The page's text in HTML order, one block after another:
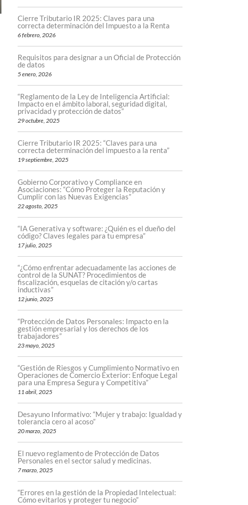
Cierre Tributario IR 2025: Claves para una
correcta determinación del Impuesto a la Renta
6 febrero, 2026
Requisitos para designar a un Oficial de Protección
de datos
5 enero, 2026
“Reglamento de la Ley de Inteligencia Artificial:
Impacto en el ámbito laboral, seguridad digital,
privacidad y protección de datos”
29 octubre, 2025
Cierre Tributario IR 2025: “Claves para una
correcta determinación del impuesto a la renta”
19 septiembre, 2025
Gobierno Corporativo y Compliance en
Asociaciones: “Cómo Proteger la Reputación y
Cumplir con las Nuevas Exigencias”
22 agosto, 2025
“IA Generativa y software: ¿Quién es el dueño del
código? Claves legales para tu empresa”
17 julio, 2025
“¿Cómo enfrentar adecuadamente las acciones de
control de la SUNAT? Procedimientos de
fiscalización, esquelas de citación y/o cartas
inductivas”
12 junio, 2025
“Protección de Datos Personales: Impacto en la
gestión empresarial y los derechos de los
trabajadores”
23 mayo, 2025
“Gestión de Riesgos y Cumplimiento Normativo en
Operaciones de Comercio Exterior: Enfoque Legal
para una Empresa Segura y Competitiva”
11 abril, 2025
Desayuno Informativo: “Mujer y trabajo: Igualdad y
tolerancia cero al acoso”
20 marzo, 2025
El nuevo reglamento de Protección de Datos
Personales en el sector salud y medicinas.
7 marzo, 2025
“Errores en la gestión de la Propiedad Intelectual:
Cómo evitarlos y proteger tu negocio”